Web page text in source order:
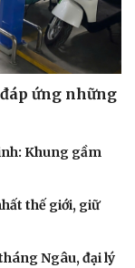
ứng những
Khung gầm
thế giới, giữ
Ngâu, đại lý